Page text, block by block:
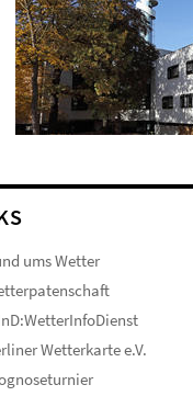
ums Wetter
Wetterkarte e.V.